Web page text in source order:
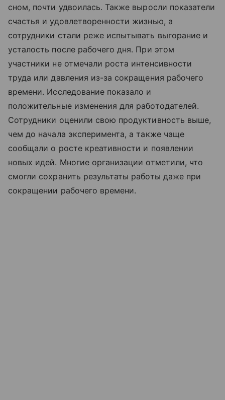
сном, почти удвоилась. Также выросли показатели
счастья и удовлетворенности жизнью, а
сотрудники стали реже испытывать выгорание и
усталость после рабочего дня. При этом
участники не отмечали роста интенсивности
труда или давления из-за сокращения рабочего
времени. Исследование показало и
положительные изменения для работодателей.
Сотрудники оценили свою продуктивность выше,
чем до начала эксперимента, а также чаще
сообщали о росте креативности и появлении
новых идей. Многие организации отметили, что
смогли сохранить результаты работы даже при
сокращении рабочего времени.